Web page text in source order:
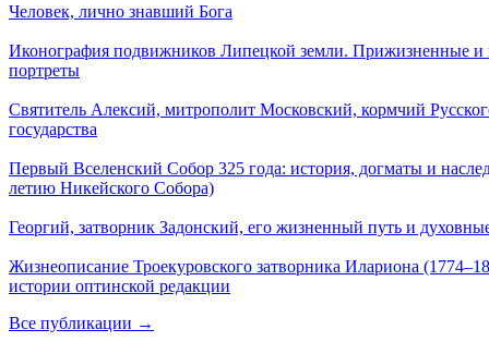
Человек, лично знавший Бога
Иконография подвижников Липецкой земли. Прижизненные и
портреты
Святитель Алексий, митрополит Московский, кормчий
государства
Первый Вселенский Собор 325 года: история, догматы и
летию Никейского Собора)
Георгий, затворник Задонский, его жизненный путь и
Жизнеописание Троекуровского затворника Илариона
истории оптинской редакции
Все публикации →